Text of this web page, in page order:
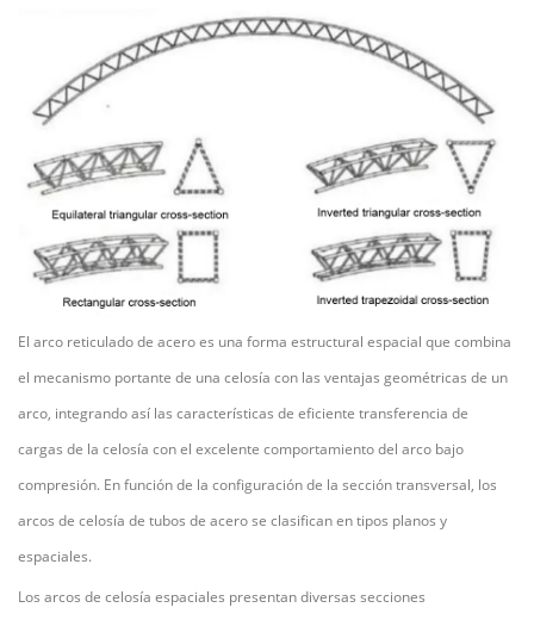
El arco reticulado de acero es una forma estructural espacial que combina
el mecanismo portante de una celosía con las ventajas geométricas de un
arco, integrando así las características de eficiente transferencia de
cargas de la celosía con el excelente comportamiento del arco bajo
compresión. En función de la configuración de la sección transversal, los
arcos de celosía de tubos de acero se clasifican en tipos planos y
espaciales.
Los arcos de celosía espaciales presentan diversas secciones